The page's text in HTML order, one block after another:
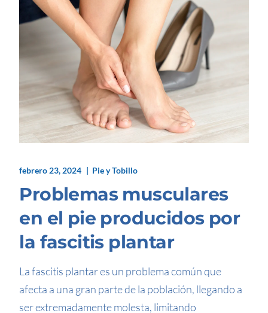
febrero 23, 2024 Pie y Tobillo
Problemas musculares
en el pie producidos por
la fascitis plantar
La fascitis plantar es un problema común que
afecta a una gran parte de la población, llegando a
ser extremadamente molesta, limitando